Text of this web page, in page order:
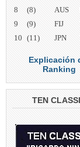
8
(8) AUS
9
(9) FIJ
10 (11) JPN
Explicación
Ranking
TEN